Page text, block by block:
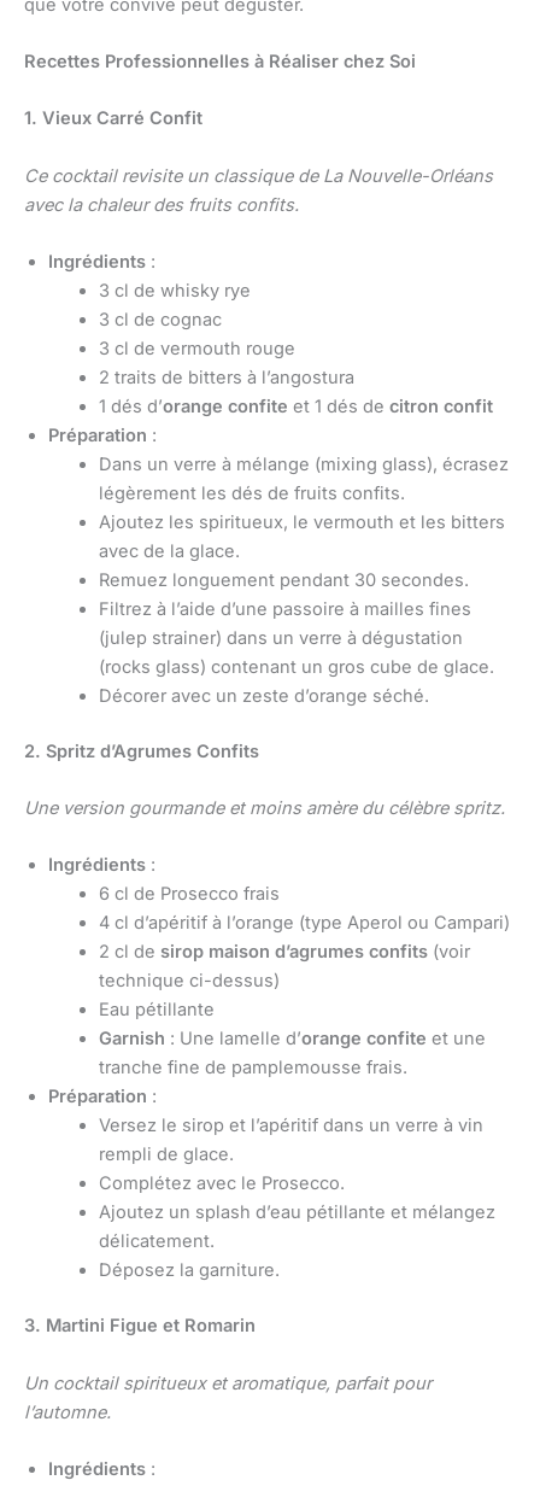
Recettes Professionnelles à Réaliser chez Soi
1. Vieux Carré Confit
Ce cocktail revisite un classique de La Nouvelle-Orléans
avec la chaleur des fruits confits.
Ingrédients :
3 cl de whisky rye
3 cl de cognac
3 cl de vermouth rouge
2 traits de bitters à l’angostura
1 dés d’orange confite et 1 dés de citron confit
Préparation :
Dans un verre à mélange (mixing glass), écrasez
légèrement les dés de fruits confits.
Ajoutez les spiritueux, le vermouth et les bitters
avec de la glace.
Remuez longuement pendant 30 secondes.
Filtrez à l’aide d’une passoire à mailles fines
(julep strainer) dans un verre à dégustation
(rocks glass) contenant un gros cube de glace.
Décorer avec un zeste d’orange séché.
2. Spritz d’Agrumes Confits
Une version gourmande et moins amère du célèbre spritz.
Ingrédients :
6 cl de Prosecco frais
4 cl d’apéritif à l’orange (type Aperol ou Campari)
2 cl de sirop maison d’agrumes confits(voir
technique ci-dessus)
Eau pétillante
Garnish : Une lamelle d’orange confite et une
tranche fine de pamplemousse frais.
Préparation :
Versez le sirop et l’apéritif dans un verre à vin
rempli de glace.
Complétez avec le Prosecco.
Ajoutez un splash d’eau pétillante et mélangez
délicatement.
Déposez la garniture.
3. Martini Figue et Romarin
Un cocktail spiritueux et aromatique, parfait pour
l’automne.
Ingrédients :